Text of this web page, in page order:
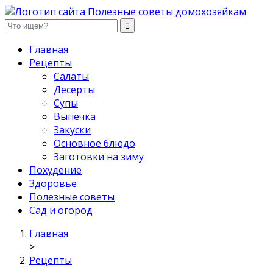
Полезные советы домохозяйкам
Главная
Рецепты
Салаты
Десерты
Супы
Выпечка
Закуски
Основное блюдо
Заготовки на зиму
Похудение
Здоровье
Полезные советы
Сад и огород
Главная
>
Рецепты